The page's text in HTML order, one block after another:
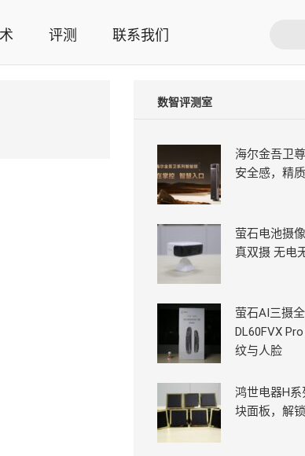
业观点，智能家居项目案例
评测 联系我们
数智评测室
海尔金吾卫
安全感，精
萤石电池摄
真双摄 无电
萤石AI三摄
DL60FVX
纹与人脸
鸿世电器H
块面板，解